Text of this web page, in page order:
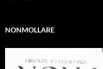
NONMOLLARE